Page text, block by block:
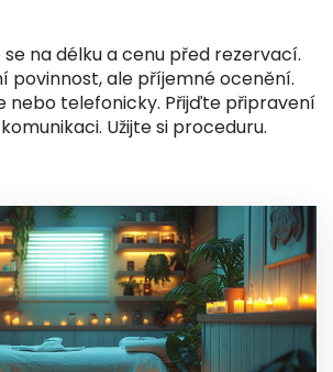
na délku a cenu před rezervací.
povinnost, ale příjemné ocenění.
nebo telefonicky. Přijďte připravení
Užijte si proceduru.